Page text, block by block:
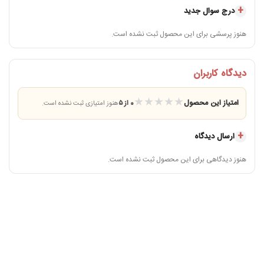
درج سوال جدید
هنوز پرسشی برای این محصول ثبت نشده است.
دیدگاه کاربران
امتیاز این محصول ★★★★★ 0 از ۵ هنوز امتیازی ثبت نشده است.
ارسال دیدگاه
هنوز دیدگاهی برای این محصول ثبت نشده است.